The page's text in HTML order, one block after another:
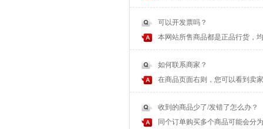
可以开发票吗？
本网站所售商品都是正品行货，
如何联系商家？
在商品页面右则，您可以看到卖
收到的商品少了/发错了怎么办？
同个订单购买多个商品可能会分